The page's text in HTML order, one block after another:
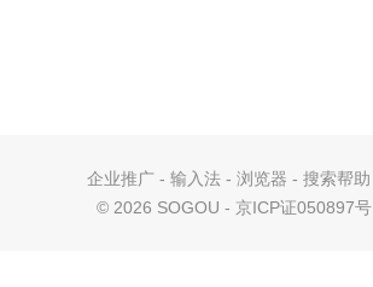
企业推广 - 输入法 - 浏览器 - 搜索帮助
© 2026 SOGOU - 京ICP证050897号